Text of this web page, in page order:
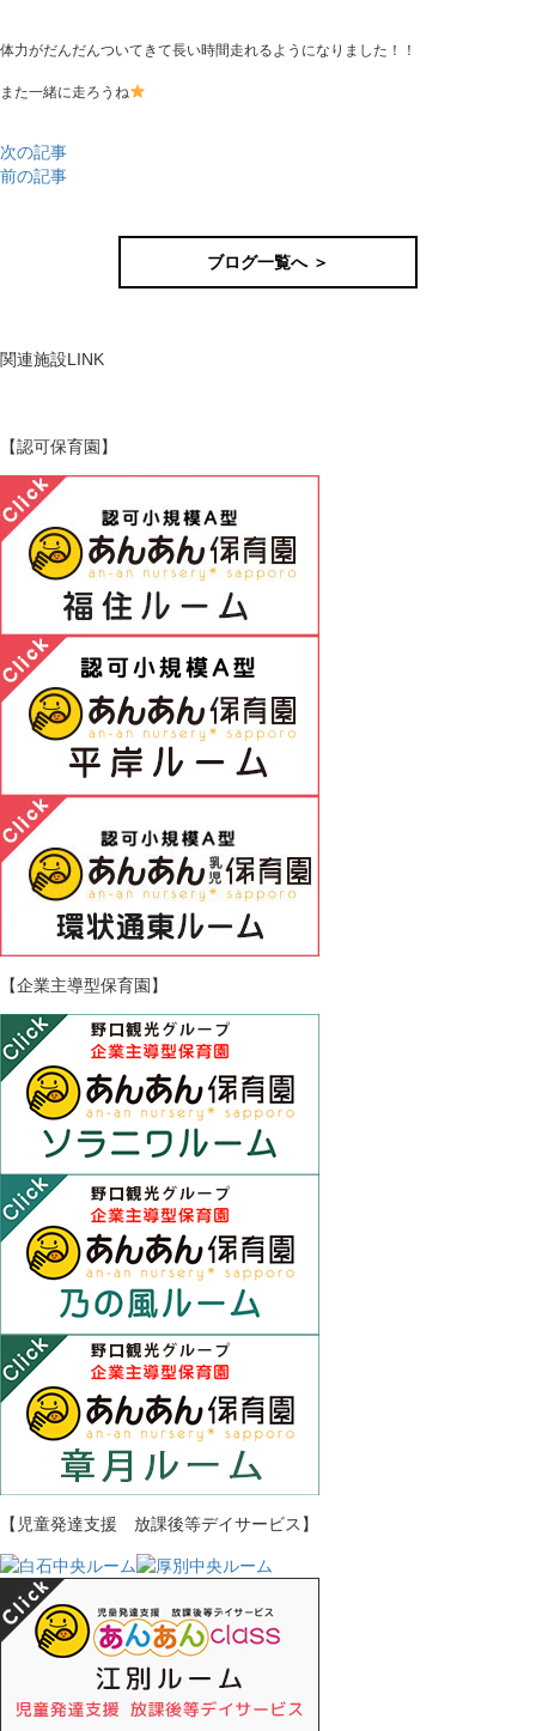
体力がだんだんついてきて長い時間走れるようになりました！！
また一緒に走ろうね
次の記事
前の記事
ブログ一覧へ ＞
関連施設LINK
【認可保育園】
【企業主導型保育園】
【児童発達支援 放課後等デイサービス】